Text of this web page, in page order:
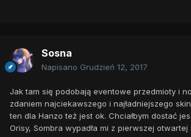
Sosna
Napisano Grudzień 12, 2017
Jak tam się podobają eventowe przedmioty i
zdaniem najciekawszego i najładniejszego
ten dla Hanzo też jest ok. Chciałbym dostać
Orisy, Sombra wypadła mi z pierwszej